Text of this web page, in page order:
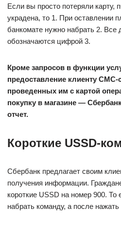
Если вы просто потеряли карту,
украдена, то 1. При оставлении
банкомате нужно набрать 2. Все
обозначаются цифрой 3.
Кроме запросов в функции
предоставление клиенту
проведенных им с картой
покупку в магазине —
отчет.
Короткие USSD-
Сбербанк предлагает своим
получения информации.
короткие USSD на номер 900. То
набрать команду, а после